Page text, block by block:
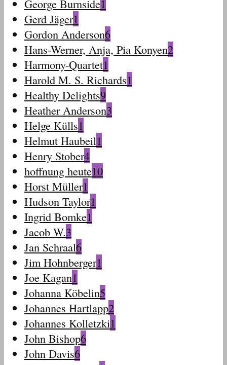
George Burnside1
Gerd Jäger1
Gordon Anderson6
Hans-Werner, Anja, Pia Konyen2
Harmony-Quartet1
Harold M. S. Richards1
Healthy Delights9
Heather Anderson3
Helge Külls1
Helmut Haubeil1
Henry Stober4
hoffnung heute10
Horst Müller1
Hudson Taylor1
Ingrid Bomke1
Jacob W.3
Jan Schraal6
Jim Hohnberger1
Joe Kagan1
Johanna Köbelin5
Johannes Hartlapp2
Johannes Kolletzki1
John Bishop6
John Davis6